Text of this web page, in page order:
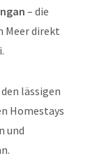
– die
Meer direkt
lässigen
Homestays
und